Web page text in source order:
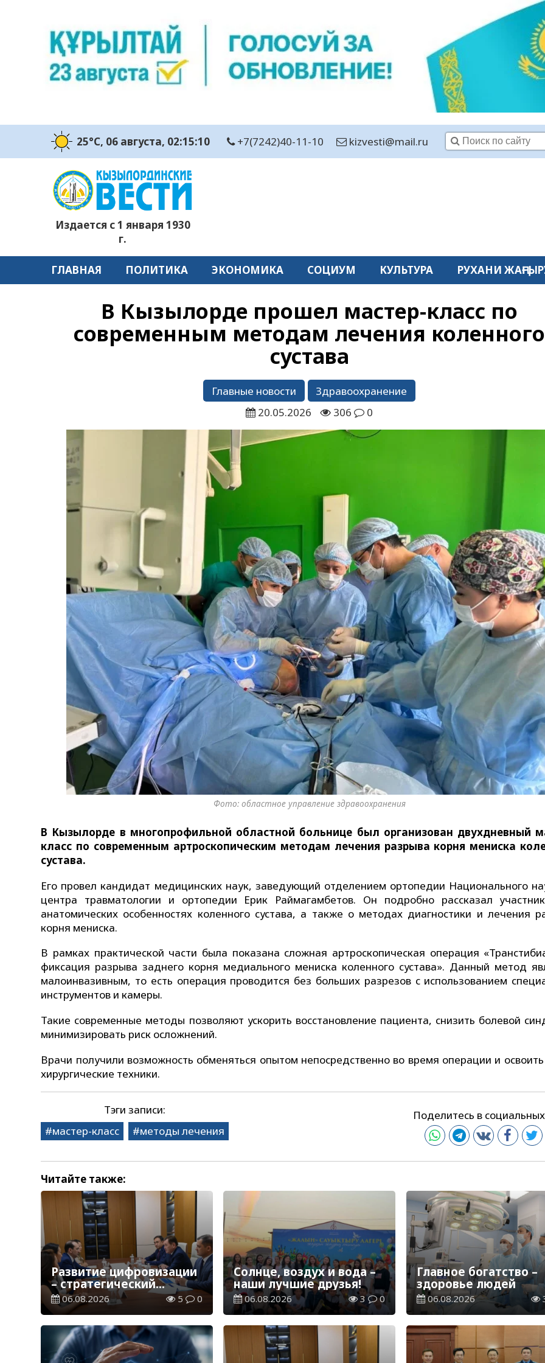
25°C, 06 августа, 02:15:11 +7(7242)40-11-10 kizvesti@mail.ru
Издается с 1 января 1930
г.
ГЛАВНАЯ ПОЛИТИКА ЭКОНОМИКА СОЦИУМ КУЛЬТУРА РУХАНИ
В Кызылорде прошел мастер-класс по
современным методам лечения коленного
сустава
Главные новости
Здравоохранение
20.05.2026
306 0
Фото: областное управление здравоохранения
В Кызылорде в многопрофильной областной больнице был организован двухдневный
класс по современным артроскопическим методам лечения разрыва корня мениска
сустава.
Его провел кандидат медицинских наук, заведующий отделением ортопедии Национального
центра травматологии и ортопедии Ерик Раймагамбетов. Он подробно рассказал
анатомических особенностях коленного сустава, а также о методах диагностики и лечения
корня мениска.
В рамках практической части была показана сложная артроскопическая операция
фиксация разрыва заднего корня медиального мениска коленного сустава». Данный метод
малоинвазивным, то есть операция проводится без больших разрезов с использованием
инструментов и камеры.
Такие современные методы позволяют ускорить восстановление пациента, снизить болевой
минимизировать риск осложнений.
Врачи получили возможность обменяться опытом непосредственно во время операции и
хирургические техники.
Тэги записи:
мастер-класс
методы лечения
Поделитесь в
Читайте также:
Развитие цифровизации
– стратегический
приоритет
06.08.2026 5 0
Солнце, воздух и вода –
наши лучшие друзья!
06.08.2026 3 0
Главное богатство –
здоровье людей
06.08.2026